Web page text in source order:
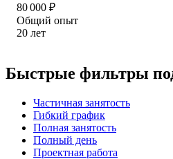
80 000 ₽
Общий опыт
20 лет
Быстрые фильтры
Частичная занятость
Гибкий график
Полная занятость
Полный день
Проектная работа